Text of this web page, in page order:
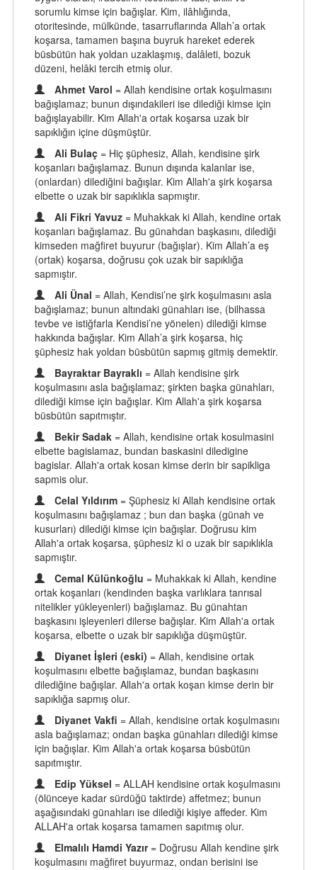
sorumlu kimse için bağışlar. Kim, ilâhlığında,
otoritesinde, mülkünde, tasarruflarında Allah’a ortak
koşarsa, tamamen başına buyruk hareket ederek
büsbütün hak yoldan uzaklaşmış, dalâleti, bozuk
düzeni, helâki tercih etmiş olur.
Ahmet Varol = Allah kendisine ortak koşulmasını
bağışlamaz; bunun dışındakileri ise dilediği kimse için
bağışlayabilir. Kim Allah'a ortak koşarsa uzak bir
sapıklığın içine düşmüştür.
Ali Bulaç = Hiç şüphesiz, Allah, kendisine şirk
koşanları bağışlamaz. Bunun dışında kalanlar ise,
(onlardan) dilediğini bağışlar. Kim Allah'a şirk koşarsa
elbette o uzak bir sapıklıkla sapmıştır.
Ali Fikri Yavuz = Muhakkak ki Allah, kendine ortak
koşanları bağışlamaz. Bu günahdan başkasını, dilediği
kimseden mağfiret buyurur (bağışlar). Kim Allah’a eş
(ortak) koşarsa, doğrusu çok uzak bir sapıklığa
sapmıştır.
Ali Ünal = Allah, Kendisi’ne şirk koşulmasını asla
bağışlamaz; bunun altındaki günahları ise, (bilhassa
tevbe ve istiğfarla Kendisi’ne yönelen) dilediği kimse
hakkında bağışlar. Kim Allah’a şirk koşarsa, hiç
şüphesiz hak yoldan büsbütün sapmış gitmiş demektir.
Bayraktar Bayraklı = Allah kendisine şirk
koşulmasını asla bağışlamaz; şirkten başka günahları,
dilediği kimse için bağışlar. Kim Allah'a şirk koşarsa
büsbütün sapıtmıştır.
Bekir Sadak = Allah, kendisine ortak kosulmasini
elbette bagislamaz, bundan baskasini diledigine
bagislar. Allah'a ortak kosan kimse derin bir sapikliga
sapmis olur.
Celal Yıldırım = Şüphesiz ki Allah kendisine ortak
koşulmasını bağışlamaz ; bun dan başka (günah ve
kusurları) dilediği kimse için bağışlar. Doğrusu kim
Allah'a ortak koşarsa, şüphesiz ki o uzak bir sapıklıkla
sapmıştır.
Cemal Külünkoğlu = Muhakkak ki Allah, kendine
ortak koşanları (kendinden başka varlıklara tanrısal
nitelikler yükleyenleri) bağışlamaz. Bu günahtan
başkasını işleyenleri dilerse bağışlar. Kim Allah'a ortak
koşarsa, elbette o uzak bir sapıklığa düşmüştür.
Diyanet İşleri (eski) = Allah, kendisine ortak
koşulmasını elbette bağışlamaz, bundan başkasını
dilediğine bağışlar. Allah'a ortak koşan kimse derin bir
sapıklığa sapmış olur.
Diyanet Vakfi = Allah, kendisine ortak koşulmasını
asla bağışlamaz; ondan başka günahları dilediği kimse
için bağışlar. Kim Allah'a ortak koşarsa büsbütün
sapıtmıştır.
Edip Yüksel = ALLAH kendisine ortak koşulmasını
(ölünceye kadar sürdüğü taktirde) affetmez; bunun
aşağısındaki günahları ise dilediği kişiye affeder. Kim
ALLAH'a ortak koşarsa tamamen sapıtmış olur.
Elmalılı Hamdi Yazır = Doğrusu Allah kendine şirk
koşulmasını mağfiret buyurmaz, ondan berisini ise